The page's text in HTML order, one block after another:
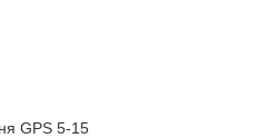
GPS 5-15